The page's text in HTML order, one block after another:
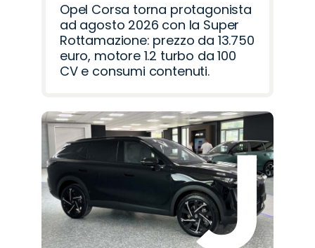
Opel Corsa torna protagonista
ad agosto 2026 con la Super
Rottamazione: prezzo da 13.750
euro, motore 1.2 turbo da 100
CV e consumi contenuti.